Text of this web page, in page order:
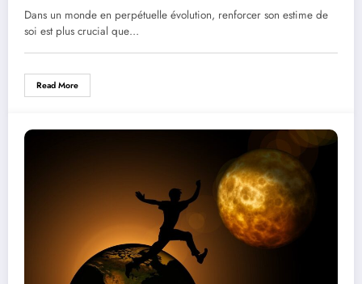
Dans un monde en perpétuelle évolution, renforcer son estime de
soi est plus crucial que…
Read More